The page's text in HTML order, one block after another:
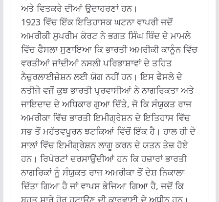
ਅਤੇ ਵਿਤਕਰੇ ਦੀਆਂ ਉਦਾਹਰਣਾਂ ਹਨ।
1923 ਵਿੱਚ ਇੱਕ ਇਤਿਹਾਸਕ ਘਟਨਾ ਵਾਪਰੀ ਜਦੋਂ
ਅਮਰੀਕੀ ਸੁਪਰੀਮ ਕੋਰਟ ਨੇ ਭਗਤ ਸਿੰਘ ਥਿੰਦ ਦੇ ਮਾਮਲੇ
ਵਿੱਚ ਫੈਸਲਾ ਸੁਣਾਇਆ ਕਿ ਭਾਰਤੀ ਅਮਰੀਕੀ ਕਾਨੂੰਨ ਵਿੱਚ
ਵਰਤੀਆਂ ਜਾਂਦੀਆਂ ਨਸਲੀ ਪਰਿਭਾਸ਼ਾਵਾਂ ਦੇ ਤਹਿਤ
ਨੈਚੁਰਲਾਈਜ਼ੇਸ਼ਨ ਲਈ ਯੋਗ ਨਹੀਂ ਹਨ। ਇਸ ਫੈਸਲੇ ਦੇ
ਨਤੀਜੇ ਵਜੋਂ ਕੁਝ ਭਾਰਤੀ ਪ੍ਰਵਾਸੀਆਂ ਨੇ ਨਾਗਰਿਕਤਾ ਅਤੇ
ਜਾਇਦਾਦ ਦੇ ਅਧਿਕਾਰ ਗੁਆ ਦਿੱਤੇ, ਜੋ ਕਿ ਸੰਯੁਕਤ ਰਾਜ
ਅਮਰੀਕਾ ਵਿੱਚ ਭਾਰਤੀ ਇਮੀਗ੍ਰੇਸ਼ਨ ਦੇ ਇਤਿਹਾਸ ਵਿੱਚ
ਸਭ ਤੋਂ ਮਹੱਤਵਪੂਰਨ ਝਟਕਿਆਂ ਵਿੱਚੋਂ ਇੱਕ ਹੈ। ਹਾਲ ਹੀ ਦੇ
ਸਾਲਾਂ ਵਿੱਚ ਇਮੀਗ੍ਰੇਸ਼ਨ ਲਾਗੂ ਕਰਨ ਦੇ ਯਤਨ ਤੇਜ਼ ਹੋਏ
ਹਨ। ਰਿਪੋਰਟਾਂ ਦਰਸਾਉਂਦੀਆਂ ਹਨ ਕਿ ਹਜ਼ਾਰਾਂ ਭਾਰਤੀ
ਨਾਗਰਿਕਾਂ ਨੂੰ ਸੰਯੁਕਤ ਰਾਜ ਅਮਰੀਕਾ ਤੋਂ ਦੇਸ਼ ਨਿਕਾਲਾ
ਦਿੱਤਾ ਗਿਆ ਹੈ ਜਾਂ ਵਾਪਸ ਭੇਜਿਆ ਗਿਆ ਹੈ, ਜਦੋਂ ਕਿ
ਬਹੁਤ ਸਾਰੇ ਹੋਰ ਹਟਾਉਣ ਦੀ ਕਾਰਵਾਈ ਦੇ ਅਧੀਨ ਹਨ।